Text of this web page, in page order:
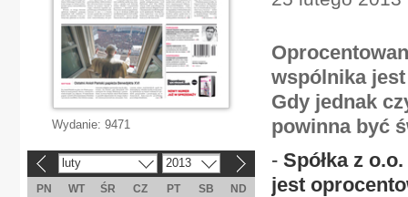
wspólnika
Gdy jednak
powinna być
- Spółka z
jest
Wydanie: 9471
luty 2013
PN WT ŚR CZ PT SB
ND